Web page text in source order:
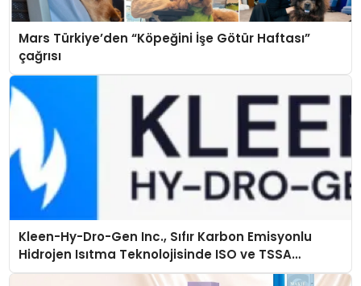
Mars Türkiye’den “Köpeğini İşe Götür Haftası”
çağrısı
Kleen-Hy-Dro-Gen Inc., Sıfır Karbon Emisyonlu
Hidrojen Isıtma Teknolojisinde ISO ve TSSA
Düzenleyici Onaylarını Aldı